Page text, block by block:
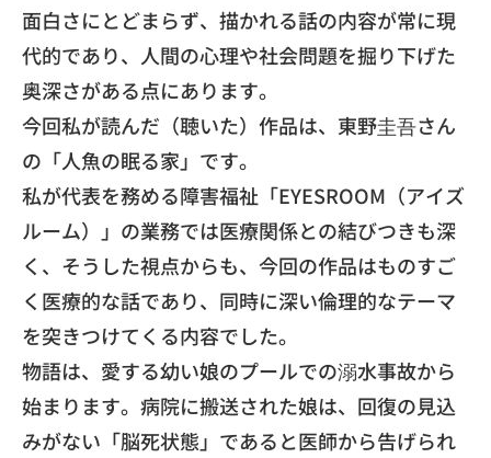
面白さにとどまらず、 描かれる話の内容が常に現
代的であり、 人間の心理や社会問題を掘り下げた
奥深さがある点にあります。
​今回私が読んだ（聴いた）作品は、東野圭吾さん
の「人魚の眠る家」です。
​私が代表を務める障害福祉「EYESROOM（アイズ
ルーム）
」の業務では医療関係との結びつきも深
く、そうした視点からも、 今回の作品はものすご
く医療的な話であり、 同時に深い倫理的なテーマ
を突きつけてくる内容でした。
​物語は、愛する幼い娘のプールでの溺水事故から
始まります。 病院に搬送された娘は、回復の見込
みがない「脳死状態」 であると医師から告げられ